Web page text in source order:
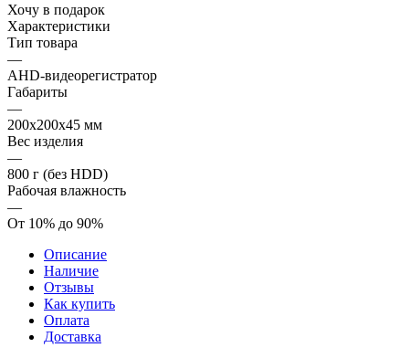
Хочу в подарок
Характеристики
Тип товара
—
AHD-видеорегистратор
Габариты
—
200х200х45 мм
Вес изделия
—
800 г (без HDD)
Рабочая влажность
—
От 10% до 90%
Описание
Наличие
Отзывы
Как купить
Оплата
Доставка